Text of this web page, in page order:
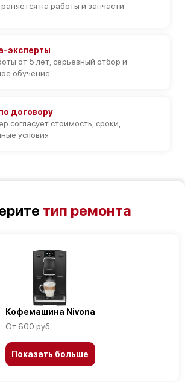
на работы и запчасти
эксперты
от 5 лет, серьезный отбор и
обучение
договору
согласует стоимость, сроки,
условия
тип ремонта
Кофемашина Nivona
От 600 руб
Показать больше